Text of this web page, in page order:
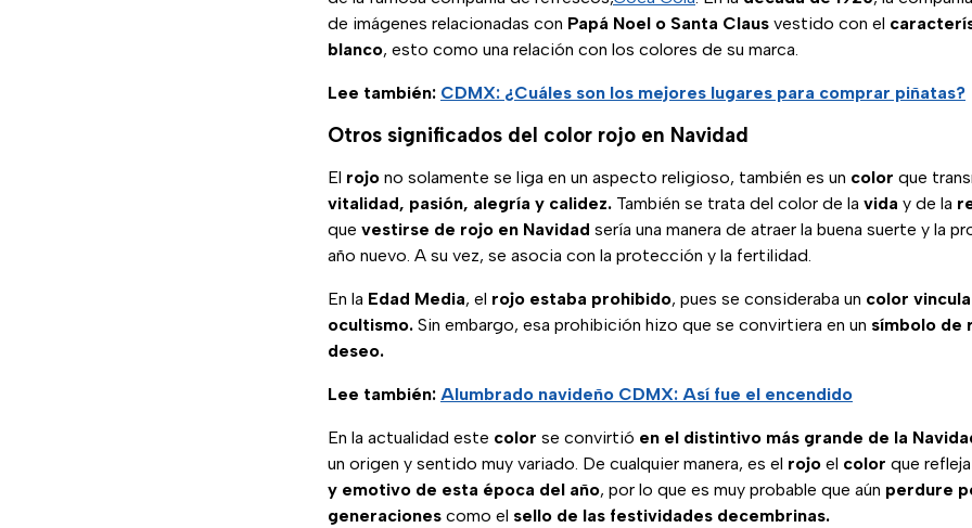
de imágenes relacionadas con Papá Noel o Santa Claus vestido con el
blanco, esto como una relación con los colores de su marca.
Lee también: CDMX: ¿Cuáles son los mejores lugares para comprar piñatas?
Otros significados del color rojo en Navidad
El rojo no solamente se liga en un aspecto religioso, también es un color que
vitalidad, pasión, alegría y calidez. También se trata del color de la vida y de la
que vestirse de rojo en Navidad sería una manera de atraer la buena suerte y la
año nuevo. A su vez, se asocia con la protección y la fertilidad.
En la Edad Media, el rojo estaba prohibido, pues se consideraba un color
ocultismo. Sin embargo, esa prohibición hizo que se convirtiera en un símbolo de
deseo.
Lee también: Alumbrado navideño CDMX: Así fue el encendido
En la actualidad este color se convirtió en el distintivo más grande de la
un origen y sentido muy variado. De cualquier manera, es el rojo el color que
y emotivo de esta época del año, por lo que es muy probable que aún perdure
generaciones como el sello de las festividades decembrinas.